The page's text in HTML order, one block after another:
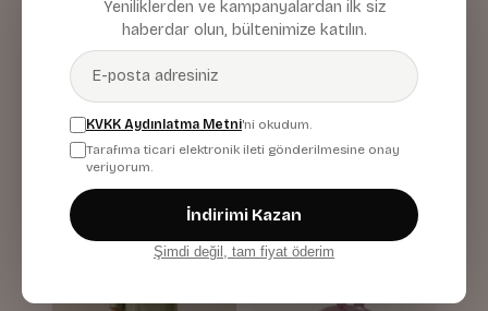
Çizgili Pantolon Ve
Baskılı T-shirt Takım
Mavi
2.159,90 TL
Çizgili Pantolon Ve
Baskılı T-shirt Takım
2.159,90 TL
Yeniliklerden ve kampanyalardan ilk siz
haberdar olun, bültenimize katılın.
KVKK Aydınlatma Metni'ni okudum.
Tarafıma ticari elektronik ileti gönderilmesine onay
veriyorum.
İndirimi Kazan
Şimdi değil, tam fiyat öderim